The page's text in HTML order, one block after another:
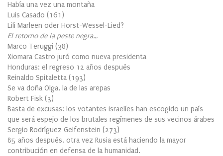
Había una vez una montaña
Luis Casado (161 )
Lili Marleen oder Horst-Wessel-Lied?
El retorno de la peste negra…
Marco Teruggi (38)
Xiomara Castro juró como nueva presidenta
Honduras: el regreso 12 años después
Reinaldo Spitaletta (193)
Se va doña Olga, la de las arepas
Robert Fisk (3)
Basta de excusas: los votantes israelíes han escogido un país
que será espejo de los brutales regímenes de sus vecinos árabes
Sergio Rodríguez Gelfenstein (273)
85 años después, otra vez Rusia está haciendo la mayor
contribución en defensa de la humanidad.